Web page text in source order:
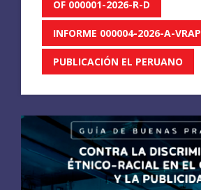
OF 000001-2026-R-D
INFORME 000004-2026-A-VRAP
PUBLICACIÓN EL PERUANO